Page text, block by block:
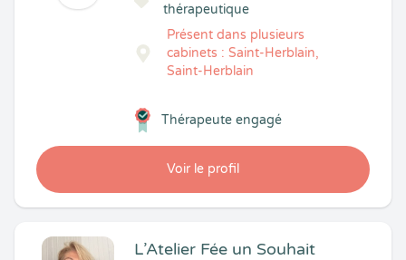
thérapeutique
Présent dans plusieurs
cabinets : Saint-Herblain,
Saint-Herblain
Voir le profil
Thérapeute engagé
L’Atelier Fée un Souhait